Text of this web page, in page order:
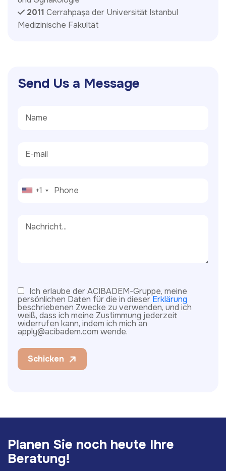
2011 Cerrahpaşa der Universität Istanbul
Medizinische Fakultät
Send Us a Message
+1
Ich erlaube der ACIBADEM-Gruppe, meine
persönlichen Daten für die in dieserErklärung
beschriebenen Zwecke zu verwenden, und ich
weiß, dass ich meine Zustimmung jederzeit
widerrufen kann, indem ich mich an
apply@acibadem.com wende.
Schicken
Planen Sie noch heute Ihre
Beratung!